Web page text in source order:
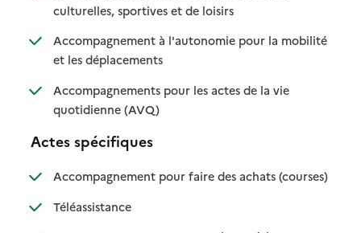
culturelles, sportives et de loisirs: disponible
: non disponible
Accompagnement à l'autonomie pour la mobilité
et les déplacements: disponible
: non disponible
Accompagnements pour les actes de la vie
quotidienne (AVQ): disponible
: non disponible
Actes spécifiques
Accompagnement pour faire des achats (courses)
:
: non
Téléassistance: disponible
: non disponible